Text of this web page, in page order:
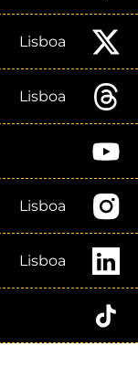
Lisboa
Lisboa
Lisboa
Lisboa